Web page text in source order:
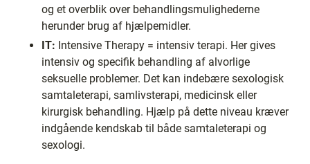
og et overblik over behandlingsmulighederne
herunder brug af hjælpemidler.
IT: Intensive Therapy = intensiv terapi. Her gives
intensiv og specifik behandling af alvorlige
seksuelle problemer. Det kan indebære sexologisk
samtaleterapi, samlivsterapi, medicinsk eller
kirurgisk behandling. Hjælp på dette niveau kræver
indgående kendskab til både samtaleterapi og
sexologi.